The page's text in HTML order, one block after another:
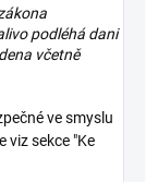
podléhá dani
včetně
ve smyslu
viz sekce "Ke